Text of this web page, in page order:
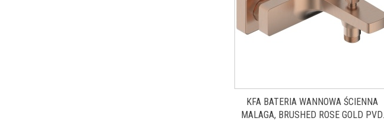
KFA BATERIA WANNOWA ŚCIENNA
MALAGA, BRUSHED ROSE GOLD PVD